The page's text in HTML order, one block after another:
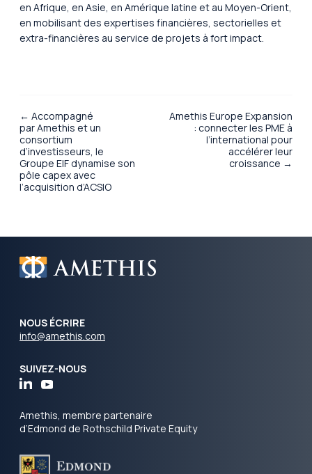
en Afrique, en Asie, en Amérique latine et au Moyen-Orient,
en mobilisant des expertises financières, sectorielles et
extra-financières au service de projets à fort impact.
← Accompagné
par Amethis et un
consortium
d’investisseurs, le
Groupe EIF dynamise son
pôle capex avec
l’acquisition d’ACSIO
Amethis Europe Expansion
: connecter les PME à
l’international pour
accélérer leur
croissance →
NOUS ÉCRIRE
info@amethis.com
SUIVEZ-NOUS
Amethis, membre partenaire
d’Edmond de Rothschild Private Equity